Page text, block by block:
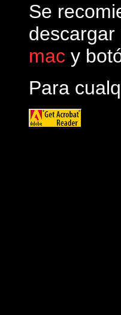
Se
mac y
Para